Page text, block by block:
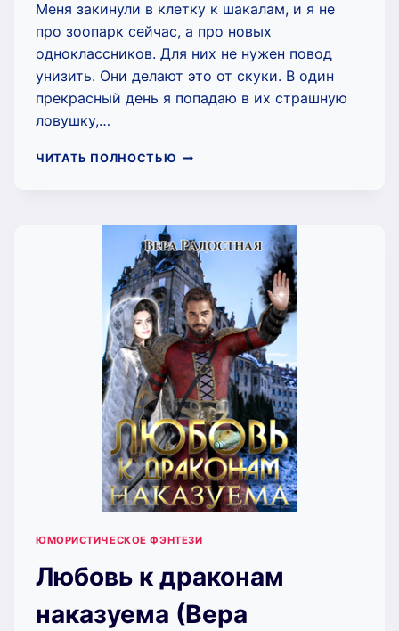
Меня закинули в клетку к шакалам, и я не
про зоопарк сейчас, а про новых
одноклассников. Для них не нужен повод
унизить. Они делают это от скуки. В один
прекрасный день я попадаю в их страшную
ловушку,…
ЧИТАТЬ ПОЛНОСТЬЮ БУДУ
ЮМОРИСТИЧЕСКОЕ ФЭНТЕЗИ
Любовь к драконам
наказуема (Вера